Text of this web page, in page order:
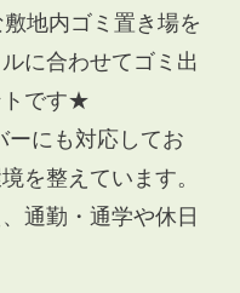
地内ゴミ置き場を
に合わせてゴミ出
トです★
ーにも対応してお
を整えています。
通勤・通学や休日